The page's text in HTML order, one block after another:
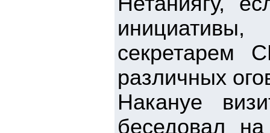
инициативы,
секретарем
различных
Накануе
беседовал